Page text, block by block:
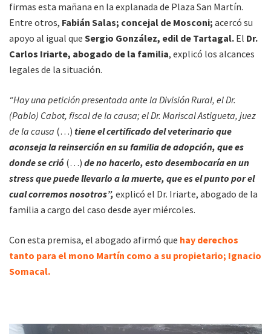
firmas esta mañana en la explanada de Plaza San Martín.
Entre otros, Fabián Salas; concejal de Mosconi; acercó su
apoyo al igual que Sergio González, edil de Tartagal. El Dr.
Carlos Iriarte, abogado de la familia, explicó los alcances
legales de la situación.
“Hay una petición presentada ante la División Rural, el Dr.
(Pablo) Cabot, fiscal de la causa; el Dr. Mariscal Astigueta, juez
de la causa (…) tiene el certificado del veterinario que
aconseja la reinserción en su familia de adopción, que es
donde se crió (…) de no hacerlo, esto desembocaría en un
stress que puede llevarlo a la muerte, que es el punto por el
cual corremos nosotros”, explicó el Dr. Iriarte, abogado de la
familia a cargo del caso desde ayer miércoles.
Con esta premisa, el abogado afirmó que hay derechos
tanto para el mono Martín como a su propietario; Ignacio
Somacal.